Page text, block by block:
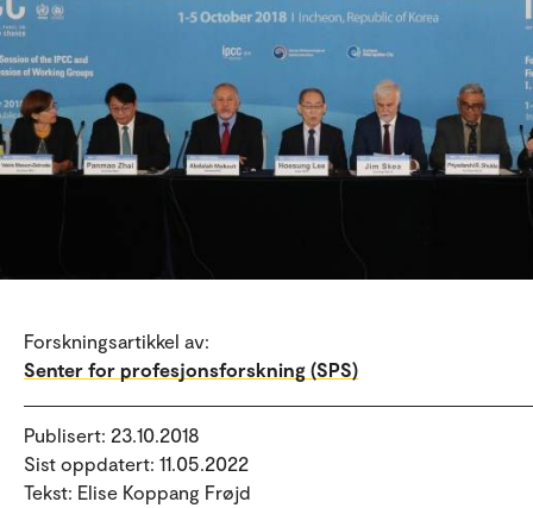
Forskningsartikkel av:
Senter for profesjonsforskning (SPS)
Publisert: 23.10.2018
Sist oppdatert: 11.05.2022
Tekst: Elise Koppang Frøjd